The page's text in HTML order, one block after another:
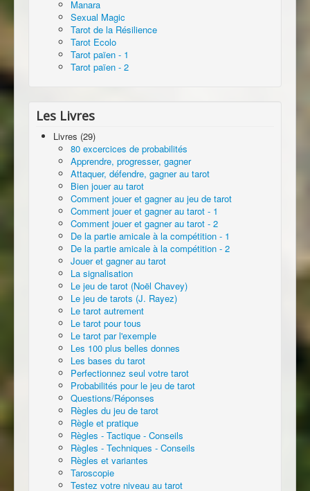
Manara
Sexual Magic
Tarot de la Résilience
Tarot Ecolo
Tarot païen - 1
Tarot païen - 2
Les Livres
Livres (29)
80 excercices de probabilités
Apprendre, progresser, gagner
Attaquer, défendre, gagner au tarot
Bien jouer au tarot
Comment jouer et gagner au jeu de tarot
Comment jouer et gagner au tarot - 1
Comment jouer et gagner au tarot - 2
De la partie amicale à la compétition - 1
De la partie amicale à la compétition - 2
Jouer et gagner au tarot
La signalisation
Le jeu de tarot (Noël Chavey)
Le jeu de tarots (J. Rayez)
Le tarot autrement
Le tarot pour tous
Le tarot par l'exemple
Les 100 plus belles donnes
Les bases du tarot
Perfectionnez seul votre tarot
Probabilités pour le jeu de tarot
Questions/Réponses
Règles du jeu de tarot
Règle et pratique
Règles - Tactique - Conseils
Règles - Techniques - Conseils
Règles et variantes
Taroscopie
Testez votre niveau au tarot